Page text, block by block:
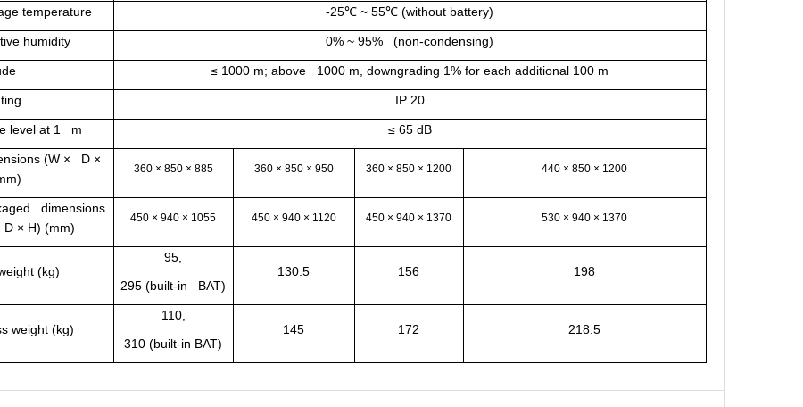
temperature -25℃ ~ 55℃ (without battery)
humidity 0% ~ 95% (non-condensing)
≤ 1000 m; above 1000 m, downgrading 1% for each additional 100 m
IP 20
level at 1 m ≤ 65 dB
(W × D ×
360 × 850 × 885 360 × 850 × 950 360 × 850 × 1200 440 × 850 × 1200
dimensions
D × H) (mm)
450 × 940 × 1055 450 × 940 × 1120 450 × 940 × 1370 530 × 940 × 1370
(kg)
95,
295 (built-in BAT)
130.5 156 198
weight (kg)
110,
310 (built-in BAT)
145 172 218.5